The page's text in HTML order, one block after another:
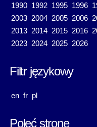
1990 1992 1995 1996
2003 2004 2005 2006
2013 2014 2015 2016
2023 2024 2025 2026
Filtr językowy
en fr pl
Poleć stronę